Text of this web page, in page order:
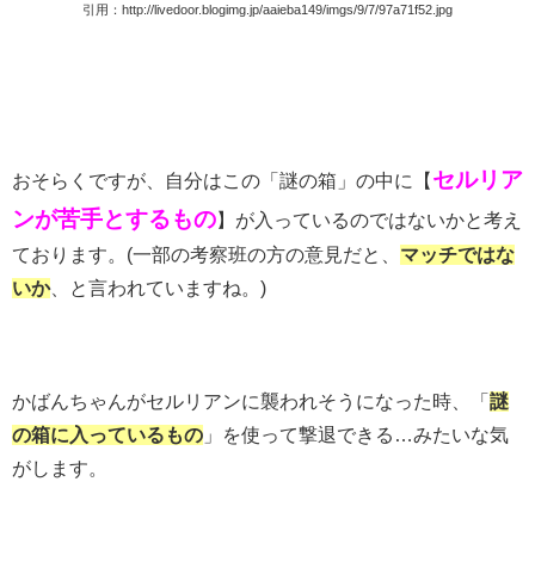
引用：http://livedoor.blogimg.jp/aaieba149/imgs/9/7/97a71f52.jpg
おそらくですが、自分はこの「謎の箱」の中に【 セルリア
ンが苦手とするもの】が入っているのではないかと考え
ております。(一部の考察班の方の意見だと、 マッチではな
いか、と言われていますね。)
かばんちゃんがセルリアンに襲われそうになった時、「 謎
の箱に入っているもの 」を使って撃退できる…みたいな気
がします。